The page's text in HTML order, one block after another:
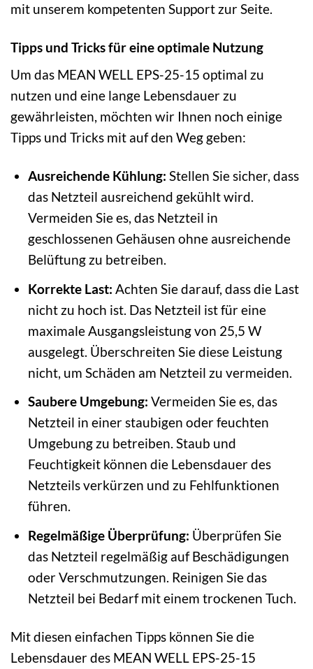
mit unserem kompetenten Support zur Seite.
Tipps und Tricks für eine optimale Nutzung
Um das MEAN WELL EPS-25-15 optimal zu
nutzen und eine lange Lebensdauer zu
gewährleisten, möchten wir Ihnen noch einige
Tipps und Tricks mit auf den Weg geben:
Ausreichende Kühlung: Stellen Sie sicher, dass
das Netzteil ausreichend gekühlt wird.
Vermeiden Sie es, das Netzteil in
geschlossenen Gehäusen ohne ausreichende
Belüftung zu betreiben.
Korrekte Last: Achten Sie darauf, dass die Last
nicht zu hoch ist. Das Netzteil ist für eine
maximale Ausgangsleistung von 25,5 W
ausgelegt. Überschreiten Sie diese Leistung
nicht, um Schäden am Netzteil zu vermeiden.
Saubere Umgebung: Vermeiden Sie es, das
Netzteil in einer staubigen oder feuchten
Umgebung zu betreiben. Staub und
Feuchtigkeit können die Lebensdauer des
Netzteils verkürzen und zu Fehlfunktionen
führen.
Regelmäßige Überprüfung: Überprüfen Sie
das Netzteil regelmäßig auf Beschädigungen
oder Verschmutzungen. Reinigen Sie das
Netzteil bei Bedarf mit einem trockenen Tuch.
Mit diesen einfachen Tipps können Sie die
Lebensdauer des MEAN WELL EPS-25-15